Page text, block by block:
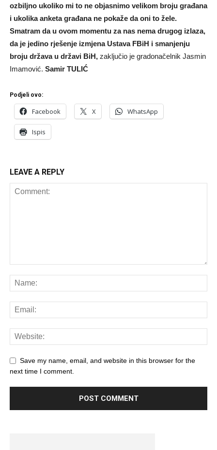
ozbiljno ukoliko mi to ne objasnimo velikom broju građana
i ukolika anketa građana ne pokaže da oni to žele.
Smatram da u ovom momentu za nas nema drugog izlaza,
da je jedino rješenje izmjena Ustava FBiH i smanjenju
broju država u državi BiH, zaključio je gradonačelnik Jasmin
Imamović. Samir TULIĆ
Podjeli ovo:
Facebook X WhatsApp
Ispis
LEAVE A REPLY
Save my name, email, and website in this browser for the
next time I comment.